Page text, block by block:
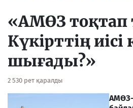
«АМӨЗ тоқтап
Күкірттің иісі
шығады?»
2 530 рет қаралды